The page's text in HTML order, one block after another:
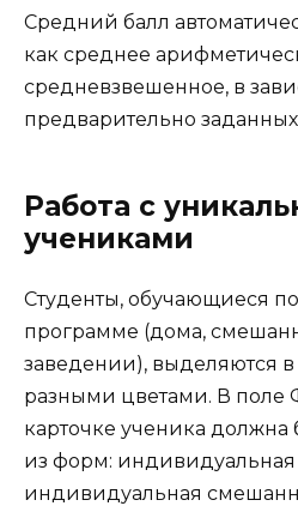
Средний балл
как среднее
средневзвешенное, в
предварительно заданных
Работа с
учениками
Студенты, обучающиеся
программе (дома,
заведении), выделяются
разными цветами. В поле
карточке ученика должна
из форм: индивидуальная
индивидуальная